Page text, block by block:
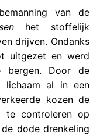
van de
het stoffelijk
drijven. Ondanks
uitgezet en werd
bergen. Door de
lichaam al in een
kozen de
te controleren op
dode drenkeling